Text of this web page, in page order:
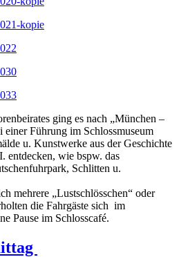
ging es nach „München –
Führung im Schlossmuseum
u. Kunstwerke aus der Geschichte
entdecken, wie bspw. das
Schlitten u.
mehrere „Lustschlösschen“ oder
die Fahrgäste sich im
Pause im Schlosscafé.